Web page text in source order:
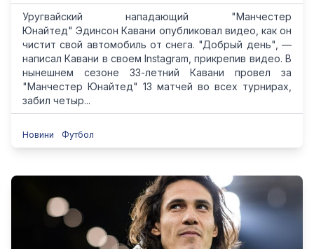
Уругвайский нападающий "Манчестер
Юнайтед" Эдинсон Кавани опубликовал видео, как он
чистит свой автомобиль от снега. "Добрый день", —
написал Кавани в своем Instagram, прикрепив видео. В
нынешнем сезоне 33-летний Кавани провел за
"Манчестер Юнайтед" 13 матчей во всех турнирах,
забил четыр...
Новини Футбол